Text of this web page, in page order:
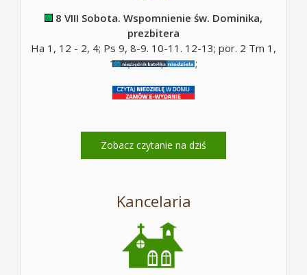
8 VIII Sobota. Wspomnienie św. Dominika,
prezbitera
Ha 1, 12 - 2, 4; Ps 9, 8-9. 10-11. 12-13; por. 2 Tm 1,
10b; Mt 17, 14-20;
Zobacz czytanie na dziś
Kancelaria